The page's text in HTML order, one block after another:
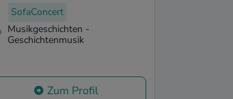
SofaConcert
Musikgeschichten -
Geschichtenmusik
Zum Profil